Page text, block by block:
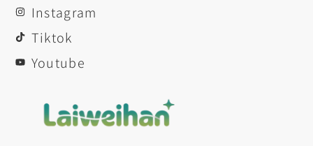
Instagram
Tiktok
Youtube